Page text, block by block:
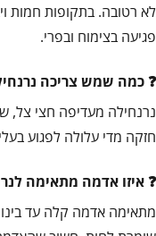
לא רטובה. בתקופות חמות
פגיעה בצימוח ובפרי.
כמה שמש צריכה
נרנחילה מעדיפה חצי
חזקה מדי עלולה לפגוע
איזו אדמה מתאימה
מתאימה אדמה קלה עד